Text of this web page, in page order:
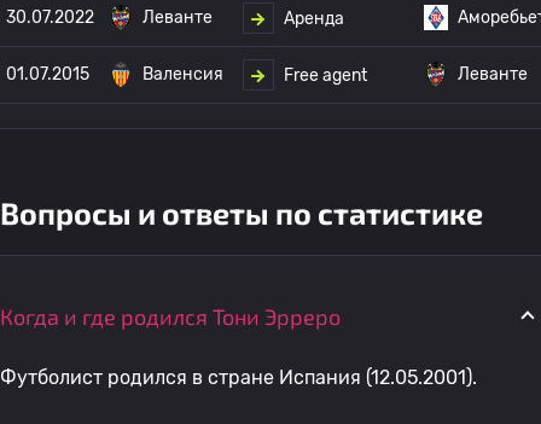
30.07.2022 Леванте Аренда
01.07.2015 Валенсия Free agent Леванте
Вопросы и ответы по статистике
Когда и где родился Тони Эрреро
Футболист родился в стране Испания (12.05.2001).